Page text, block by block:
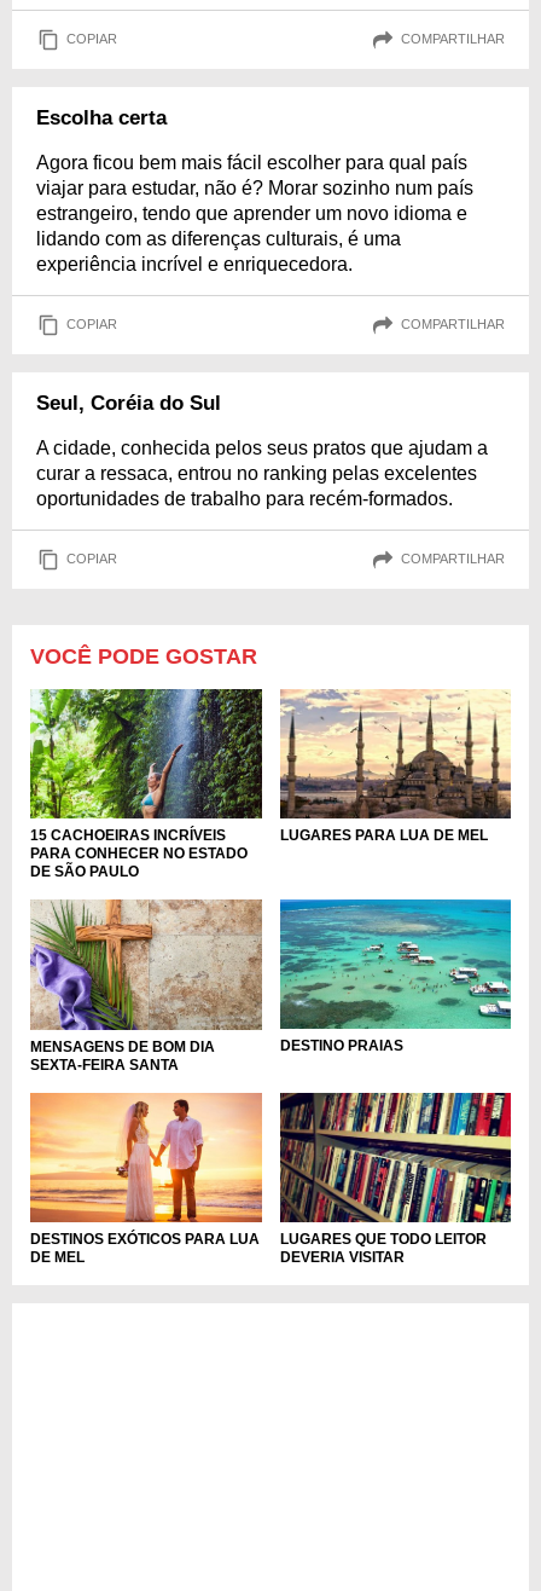
COPIAR COMPARTILHAR
Escolha certa
Agora ficou bem mais fácil escolher para qual país
viajar para estudar, não é? Morar sozinho num país
estrangeiro, tendo que aprender um novo idioma e
lidando com as diferenças culturais, é uma
experiência incrível e enriquecedora.
COPIAR COMPARTILHAR
Seul, Coréia do Sul
A cidade, conhecida pelos seus pratos que ajudam a
curar a ressaca, entrou no ranking pelas excelentes
oportunidades de trabalho para recém-formados.
COPIAR COMPARTILHAR
VOCÊ PODE GOSTAR
15 CACHOEIRAS INCRÍVEIS
PARA CONHECER NO ESTADO
DE SÃO PAULO
LUGARES PARA LUA DE MEL
MENSAGENS DE BOM DIA
SEXTA-FEIRA SANTA
DESTINO PRAIAS
DESTINOS EXÓTICOS PARA LUA
DE MEL
LUGARES QUE TODO LEITOR
DEVERIA VISITAR